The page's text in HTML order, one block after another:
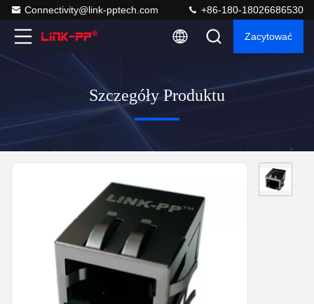
Connectivity@link-pptech.com +86-180-18026686530
Zacytować
Szczegóły Produktu